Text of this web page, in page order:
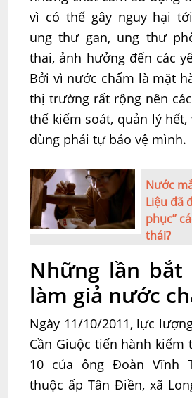
vì có thể gây nguy hại
ung thư gan, ung thư
thai, ảnh hưởng đến các
Bởi vì nước chấm là mặt
thị trường rất rộng nên
thể kiểm soát, quản lý
dùng phải tự bảo vệ mình.
Nước
Liệu đã
phục”
thái?
Những lần bắt
làm giả nước
Ngày 11/10/2011, lực
Cần Giuộc tiến hành kiểm
10 của ông Đoàn Vĩnh
thuộc ấp Tân Điền, xã